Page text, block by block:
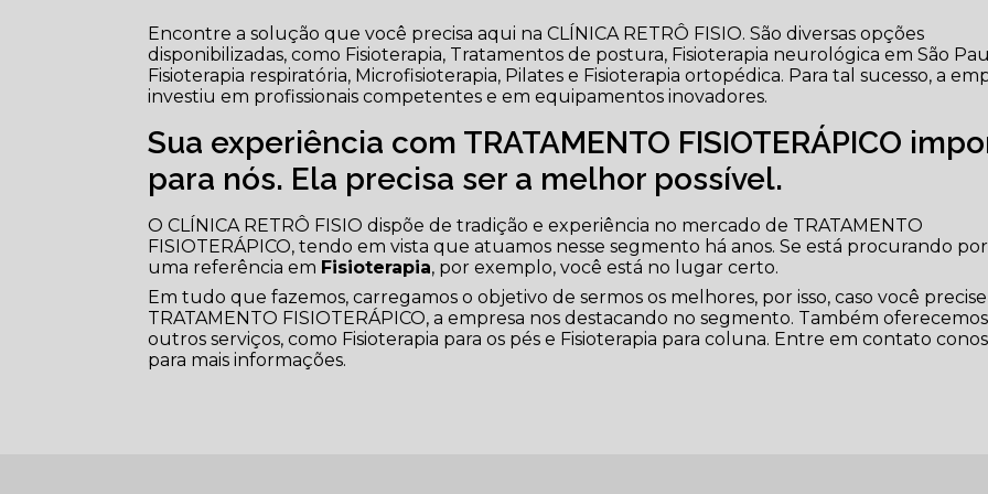
Encontre a solução que você precisa aqui na CLÍNICA RETRÔ FISIO. São diversas opções
disponibilizadas, como Fisioterapia, Tratamentos de postura, Fisioterapia neurológica em São
Fisioterapia respiratória, Microfisioterapia, Pilates e Fisioterapia ortopédica. Para tal sucesso, a
investiu em profissionais competentes e em equipamentos inovadores.
Sua experiência com TRATAMENTO FISIOTERÁPICO
para nós. Ela precisa ser a melhor possível.
O CLÍNICA RETRÔ FISIO dispõe de tradição e experiência no mercado de TRATAMENTO
FISIOTERÁPICO, tendo em vista que atuamos nesse segmento há anos. Se está procurando por
uma referência em Fisioterapia, por exemplo, você está no lugar certo.
Em tudo que fazemos, carregamos o objetivo de sermos os melhores, por isso, caso você
TRATAMENTO FISIOTERÁPICO, a empresa nos destacando no segmento. Também oferecemos
outros serviços, como Fisioterapia para os pés e Fisioterapia para coluna. Entre em contato
para mais informações.